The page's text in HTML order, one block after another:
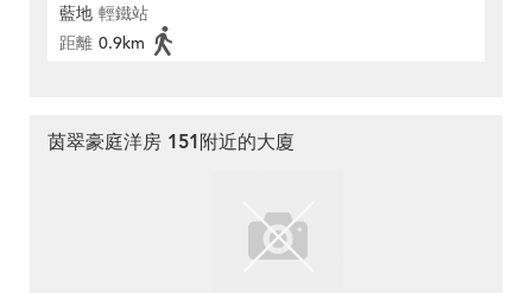
藍地 輕鐵站
距離 0.9km
茵翠豪庭洋房 151附近的大廈